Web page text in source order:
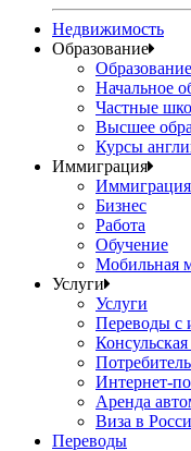
Недвижимость
Образование
Образование
Начальное
Частные
Высшее
Курсы
Иммиграция
Бизнес
Работа
Обучение
Мобильная
Услуги
Услуги
Переводы с
Интернет-
Аренда
Виза в
Переводы